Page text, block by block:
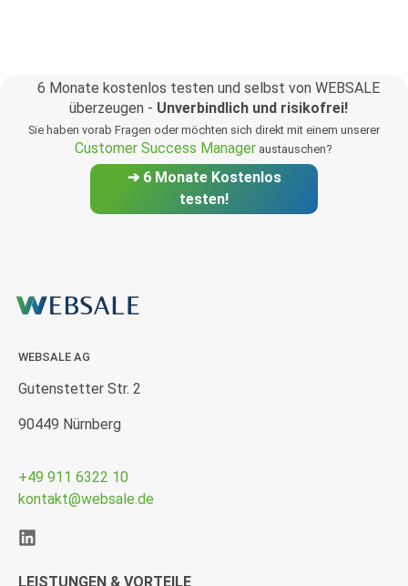
6 Monate kostenlos testen und selbst von WEBSALE
überzeugen - Unverbindlich und risikofrei!
Sie haben vorab Fragen oder möchten sich direkt mit einem unserer
Customer Success Manageraustauschen?
➔ 6 Monate Kostenlos
testen!
WEBSALE AG
Gutenstetter Str. 2
90449 Nürnberg
+49 911 6322 10
kontakt@websale.de
LEISTUNGEN & VORTEILE